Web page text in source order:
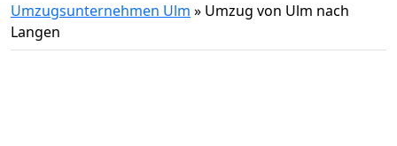
Umzugsunternehmen Ulm » Umzug von Ulm nach
Langen